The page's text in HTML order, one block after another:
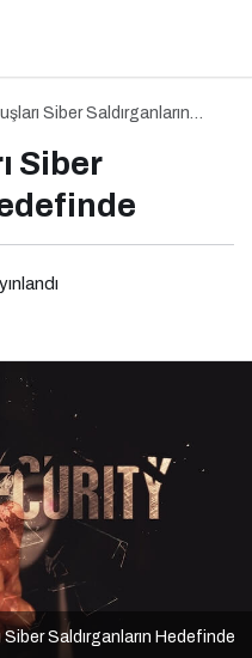
Siber Saldırganların
Siber
Siber Saldırganların Hedefinde
Saldırganların